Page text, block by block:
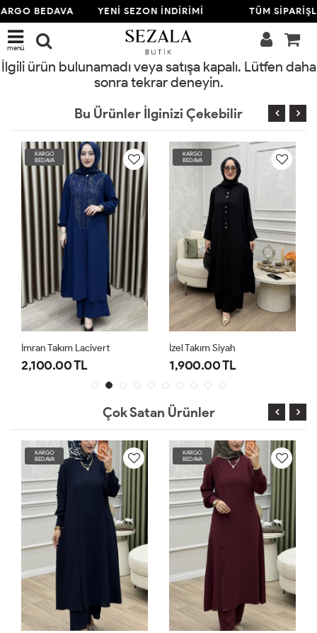
BEDAVA YENİ SEZON İNDİRİMİ TÜM
menü
İlgili ürün bulunamadı veya satışa kapalı. Lütfen daha
sonra tekrar deneyin.
Bu Ürünler İlginizi Çekebilir
KARGO
BEDAVA
İmran Takım Lacivert
2,100.00 TL
KARGO
BEDAVA
İzel Takım Siyah
1,900.00 TL
Çok Satan Ürünler
KARGO
BEDAVA
KARGO
BEDAVA